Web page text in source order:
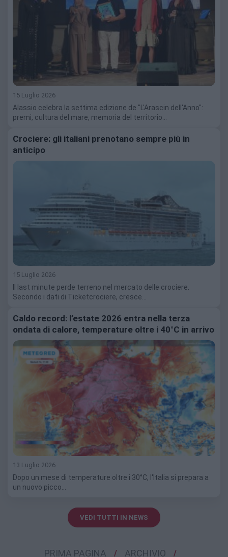
15 Luglio 2026
Alassio celebra la settima edizione de "L'Arascin dell'Anno":
premi, cultura del mare, memoria del territorio…
Crociere: gli italiani prenotano sempre più in
anticipo
15 Luglio 2026
Il last minute perde terreno nel mercato delle crociere.
Secondo i dati di Ticketcrociere, cresce…
Caldo record: l’estate 2026 entra nella terza
ondata di calore, temperature oltre i 40°C in arrivo
13 Luglio 2026
Dopo un mese di temperature oltre i 30°C, l'Italia si prepara a
un nuovo picco…
VEDI TUTTI IN NEWS
PRIMA PAGINA ARCHIVIO